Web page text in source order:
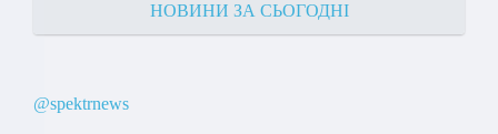
НОВИНИ ЗА СЬОГОДНІ
@spektrnews